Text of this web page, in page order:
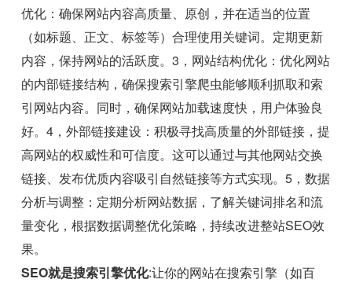
优化：确保网站内容高质量、原创，并在适当的位置
（如标题、正文、标签等）合理使用关键词。定期更新
内容，保持网站的活跃度。3，网站结构优化：优化网站
的内部链接结构，确保搜索引擎爬虫能够顺利抓取和索
引网站内容。同时，确保网站加载速度快，用户体验良
好。4，外部链接建设：积极寻找高质量的外部链接，提
高网站的权威性和可信度。这可以通过与其他网站交换
链接、发布优质内容吸引自然链接等方式实现。5，数据
分析与调整：定期分析网站数据，了解关键词排名和流
量变化，根据数据调整优化策略，持续改进整站SEO效
果。
SEO就是搜索引擎优化:让你的网站在搜索引擎（如百